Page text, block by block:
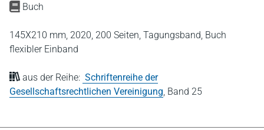
Buch
145X210 mm, 2020, 200 Seiten, Tagungsband, Buch
flexibler Einband
aus der Reihe: Schriftenreihe der
Gesellschaftsrechtlichen Vereinigung Band 25